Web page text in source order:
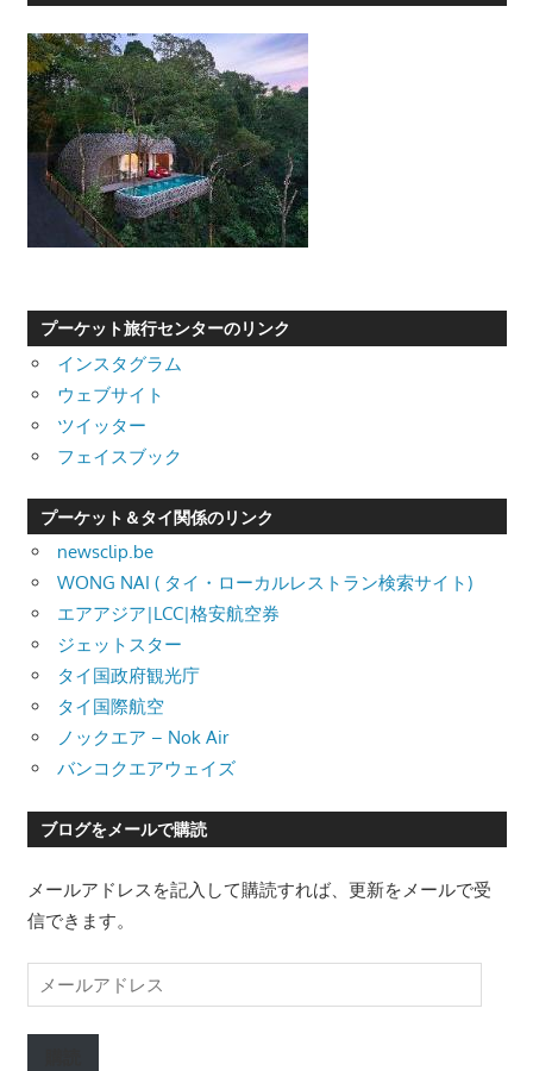
プーケット旅行センターのリンク
インスタグラム
ウェブサイト
ツイッター
フェイスブック
プーケット＆タイ関係のリンク
newsclip.be
WONG NAI ( タイ・ローカルレストラン検索サイト)
エアアジア|LCC|格安航空券
ジェットスター
タイ国政府観光庁
タイ国際航空
ノックエア – Nok Air
バンコクエアウェイズ
ブログをメールで購読
メールアドレスを記入して購読すれば、更新をメールで受
信できます。
ー
ル